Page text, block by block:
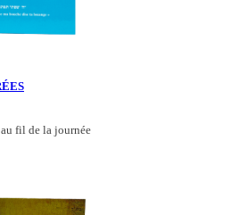
fil de la journée